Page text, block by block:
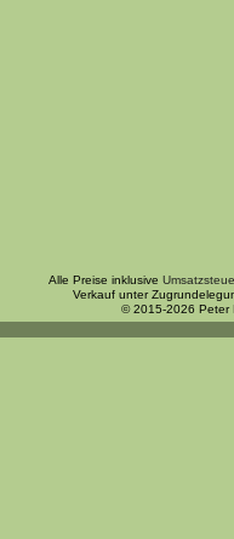
Alle Preise inklusive
Verkauf unter
© 2015-2026 Peter